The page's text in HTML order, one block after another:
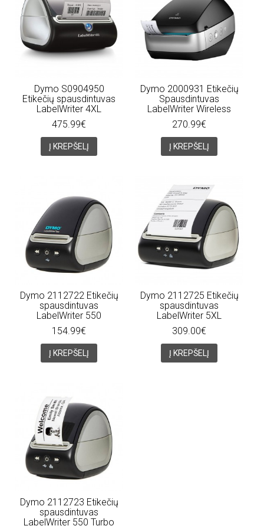
Dymo S0904950
Etikečių spausdintuvas
LabelWriter 4XL
475.99€
Į KREPŠELĮ
Dymo 2000931 Etikečių
Spausdintuvas
LabelWriter Wireless
270.99€
Į KREPŠELĮ
Dymo 2112722 Etikečių
spausdintuvas
LabelWriter 550
154.99€
Į KREPŠELĮ
Dymo 2112725 Etikečių
spausdintuvas
LabelWriter 5XL
309.00€
Į KREPŠELĮ
Dymo 2112723 Etikečių
spausdintuvas
LabelWriter 550 Turbo